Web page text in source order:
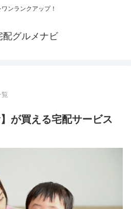
ンランクアップ！
配グルメナビ
覧
が買える宅配サービス